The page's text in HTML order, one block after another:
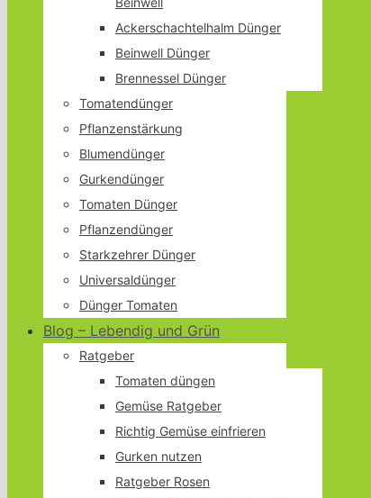
Ackerschachtelhalm Dünger
Beinwell Dünger
Brennessel Dünger
Tomatendünger
Pflanzenstärkung
Blumendünger
Gurkendünger
Tomaten Dünger
Pflanzendünger
Starkzehrer Dünger
Universaldünger
Dünger Tomaten
Blog – Lebendig und Grün
Ratgeber
Tomaten düngen
Gemüse Ratgeber
Richtig Gemüse einfrieren
Gurken nutzen
Ratgeber Rosen